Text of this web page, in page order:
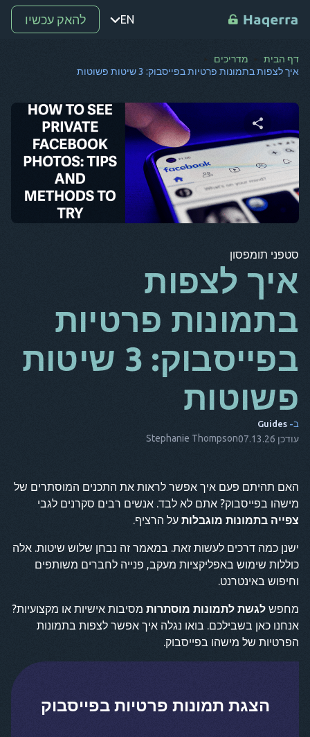
EN
נקודה
רו
מ-
SV
קו
BG
מאז
זה
ES
נקודה
הוא
להאק עכשיו
דף הבית
מדריכים
איך לצפות בתמונות פרטיות בפייסבוק: 3 שיטות פשוטות
שתף מאמר זה
טוויטר פייסבוק העתק קישור
סטפני תומפסון
איך לצפות
בתמונות פרטיות
בפייסבוק: 3 שיטות
פשוטות
ב- Guides
עודכן 07.13.26 Stephanie Thompson
האם תהיתם פעם איך אפשר לראות את התכנים המוסתרים של
מישהו בפייסבוק? אתם לא לבד. אנשים רבים סקרנים לגבי
צפייה בתמונות מוגבלות על הרציף.
ישנן כמה דרכים לעשות זאת. במאמר זה נבחן שלוש שיטות. אלה
כוללות שימוש באפליקציות מעקב, פנייה לחברים משותפים
וחיפוש באינטרנט.
מחפש לגשת לתמונות מוסתרות מסיבות אישיות או מקצועיות?
אנחנו כאן בשבילכם. בואו נגלה איך אפשר לצפות בתמונות
הפרטיות של מישהו בפייסבוק.
הצגת תמונות פרטיות בפייסבוק